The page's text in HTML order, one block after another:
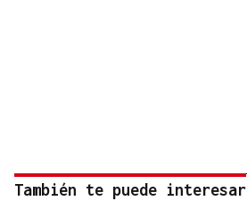
También te puede interesar